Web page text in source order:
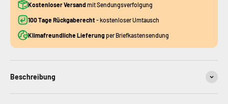
Kostenloser Versandmit Sendungsverfolgung
100 Tage Rückgaberecht- kostenloser Umtausch
Klimafreundliche Lieferung per Briefkastensendung
Beschreibung